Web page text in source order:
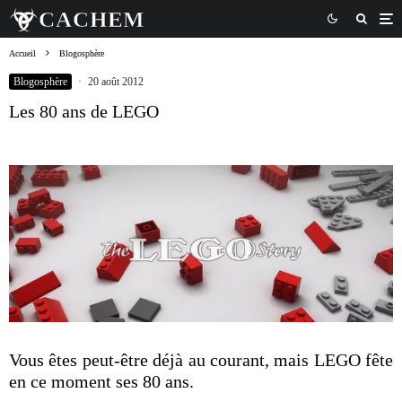
Accueil Blogosphère
Blogosphère · 20 août 2012
Les 80 ans de LEGO
Vous êtes peut-être déjà au courant, mais LEGO fête
en ce moment ses 80 ans.